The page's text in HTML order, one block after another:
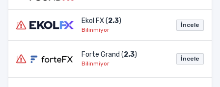
Ekol FX (2.3)
Bilinmiyor
İncele
Forte Grand (2.3)
Bilinmiyor
İncele